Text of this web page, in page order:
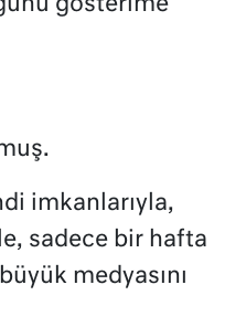
gösterime
imkanlarıyla,
sadece bir hafta
medyasını